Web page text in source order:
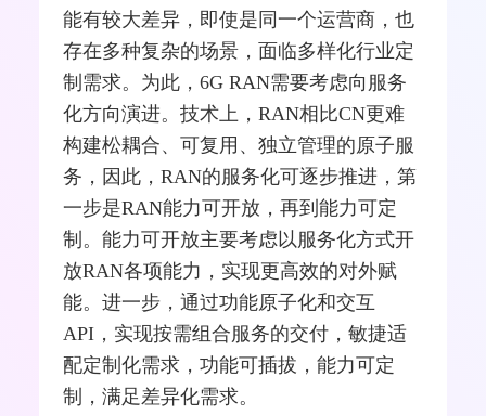
能有较大差异，即使是同一个运营商，也
存在多种复杂的场景，面临多样化行业定
制需求。为此，6G RAN需要考虑向服务
化方向演进。技术上，RAN相比CN更难
构建松耦合、可复用、独立管理的原子服
务，因此，RAN的服务化可逐步推进，第
一步是RAN能力可开放，再到能力可定
制。能力可开放主要考虑以服务化方式开
放RAN各项能力，实现更高效的对外赋
能。进一步，通过功能原子化和交互
API，实现按需组合服务的交付，敏捷适
配定制化需求，功能可插拔，能力可定
制，满足差异化需求。